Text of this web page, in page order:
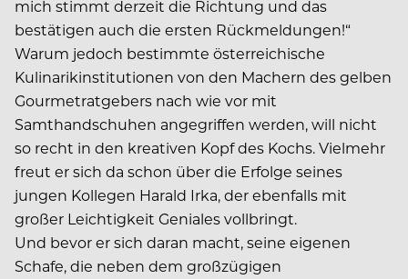
mich stimmt derzeit die Richtung und das
bestätigen auch die ersten Rückmeldungen!“
Warum jedoch bestimmte österreichische
Kulinarikinstitutionen von den Machern des gelben
Gourmetratgebers nach wie vor mit
Samthandschuhen angegriffen werden, will nicht
so recht in den kreativen Kopf des Kochs. Vielmehr
freut er sich da schon über die Erfolge seines
jungen Kollegen Harald Irka, der ebenfalls mit
großer Leichtigkeit Geniales vollbringt.
Und bevor er sich daran macht, seine eigenen
Schafe, die neben dem großzügigen